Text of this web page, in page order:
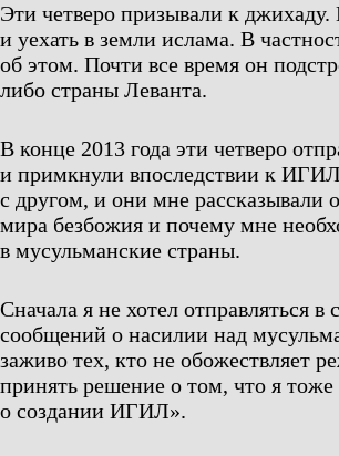
Эти четверо призывали к
и уехать в земли ислама. В
об этом. Почти все время он
либо страны Леванта.
В конце 2013 года эти четверо
и примкнули впоследствии к
с другом, и они мне рассказывали
мира безбожия и почему мне
в мусульманские страны.
Сначала я не хотел отправляться
сообщений о насилии над
заживо тех, кто не обожествляет
принять решение о том, что я
о создании ИГИЛ».